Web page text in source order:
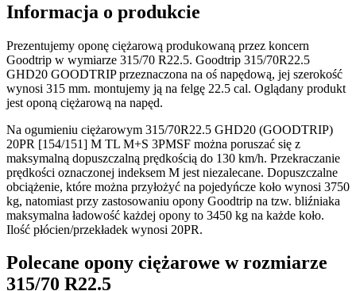
Informacja o produkcie
Prezentujemy oponę ciężarową produkowaną przez koncern
Goodtrip w wymiarze 315/70 R22.5. Goodtrip 315/70R22.5
GHD20 GOODTRIP przeznaczona na oś napędową, jej szerokość
wynosi 315 mm. montujemy ją na felgę 22.5 cal. Oglądany produkt
jest oponą ciężarową na napęd.
Na ogumieniu ciężarowym 315/70R22.5 GHD20 (GOODTRIP)
20PR [154/151] M TL M+S 3PMSF można poruszać się z
maksymalną dopuszczalną prędkością do 130 km/h. Przekraczanie
prędkości oznaczonej indeksem M jest niezalecane. Dopuszczalne
obciążenie, które można przyłożyć na pojedyńcze koło wynosi 3750
kg, natomiast przy zastosowaniu opony Goodtrip na tzw. bliźniaka
maksymalna ładowość każdej opony to 3450 kg na każde koło.
Ilość płócien/przekładek wynosi 20PR.
Polecane opony ciężarowe w rozmiarze
315/70 R22.5